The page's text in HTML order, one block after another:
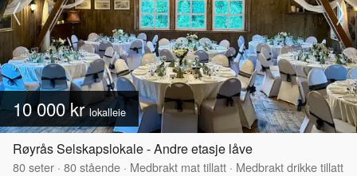
10 000 krlokalleie
Røyrås Selskapslokale - Andre etasje låve
80seter · 80stående · Medbrakt mat tillatt · Medbrakt drikke tillatt